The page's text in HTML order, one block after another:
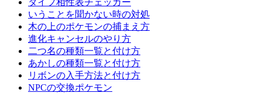
タイプ相性表チェッカー
いうことを聞かない時の対処
木の上のポケモンの捕まえ方
進化キャンセルのやり方
二つ名の種類一覧と付け方
あかしの種類一覧と付け方
リボンの入手方法と付け方
NPCの交換ポケモン